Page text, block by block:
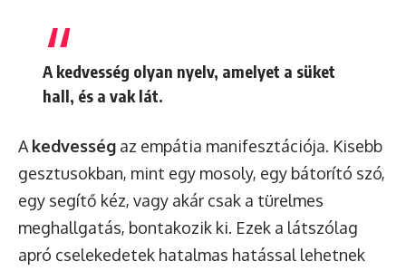
A kedvesség olyan nyelv, amelyet a süket
hall, és a vak lát.
A kedvesség az empátia manifesztációja. Kisebb
gesztusokban, mint egy mosoly, egy bátorító szó,
egy segítő kéz, vagy akár csak a türelmes
meghallgatás, bontakozik ki. Ezek a látszólag
apró cselekedetek hatalmas hatással lehetnek